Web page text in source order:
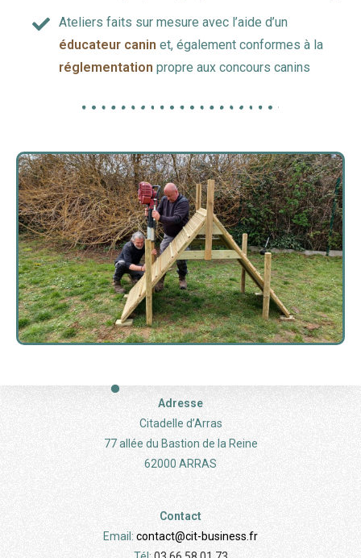
Ateliers faits sur mesure avec l’aide d’un
éducateur canin et, également conformes à la
réglementation propre aux concours canins
Adresse
Citadelle d’Arras
77 allée du Bastion de la Reine
62000 ARRAS
Contact
Email: contact@cit-business.fr